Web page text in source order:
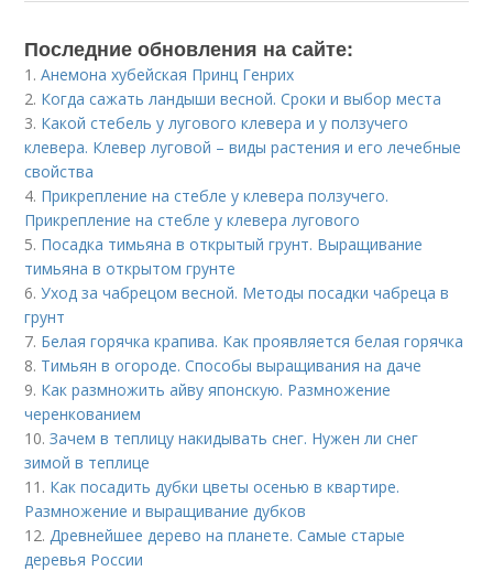
Последние обновления на сайте:
1.Анемона хубейская Принц Генрих
2. Когда сажать ландыши весной. Сроки и выбор места
3. Какой стебель у лугового клевера и у ползучего
клевера. Клевер луговой – виды растения и его лечебные
свойства
4. Прикрепление на стебле у клевера ползучего.
Прикрепление на стебле у клевера лугового
5. Посадка тимьяна в открытый грунт. Выращивание
тимьяна в открытом грунте
6.Уход за чабрецом весной. Методы посадки чабреца в
грунт
7. Белая горячка крапива. Как проявляется белая горячка
8. Тимьян в огороде. Способы выращивания на даче
9. Как размножить айву японскую. Размножение
черенкованием
10.Зачем в теплицу накидывать снег. Нужен ли снег
зимой в теплице
11. Как посадить дубки цветы осенью в квартире.
Размножение и выращивание дубков
12. Древнейшее дерево на планете. Самые старые
деревья России